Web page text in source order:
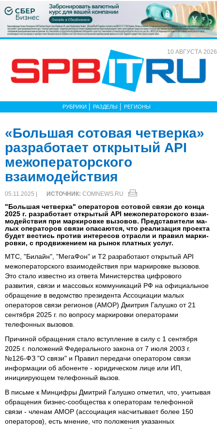
10 АВГУСТА 2026
РУБРИКИ РАЗДЕЛЫ РЕГИОНЫ
«Большая сотовая четверка»
разработает открытый API
межоператорского
взаимодействия
05.11.2025 | ИСТОЧНИК: COMNEWS.RU
"Боль­шая чет­вер­ка" опе­рато­ров со­товой свя­зи до кон­ца
2025 г. раз­ра­ботает от­кры­тый API ме­жопе­ратор­ско­го взаи­
мо­дей­ствия при мар­ки­ров­ке вы­зовов. Пред­ста­вите­ли ма­
лых опе­рато­ров свя­зи опа­сают­ся, что реа­ли­зация проек­та
бу­дет вес­тись про­тив ин­те­ресов от­рас­ли и пра­вил мар­ки­
ров­ки, с прод­ви­жением на ры­нок плат­ных ус­луг.
МТС, "Билайн", "МегаФон" и Т2 разработают открытый API
межоператорского взаимодействия при маркировке вызовов.
Это стало известно из ответа Министерства цифрового
развития, связи и массовых коммуникаций РФ на официальное
обращение в ведомство президента Ассоциации малых
операторов связи регионов (АМОР) Дмитрия Галушко от 21
сентября 2025 г. по вопросу маркировки операторами
телефонных вызовов.
Причиной обращения стало вступление в силу с 1 сентября
2025 г. положений Федерального закона от 7 июля 2003 г.
№126-ФЗ "О связи" и Правил передачи оператором связи
информации об абоненте - юридическом лице или ИП,
инициирующем телефонный вызов.
В письме к Минцифры Дмитрий Галушко отметил, что, учитывая
обращения бизнес-сообщества к операторам телефонной
связи - членам АМОР (ассоциация насчитывает более 150
операторов), есть мнение, что положения указанных